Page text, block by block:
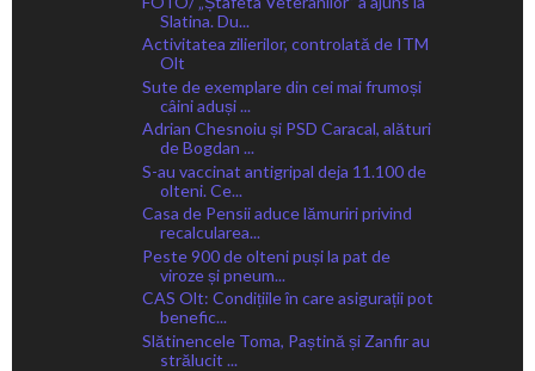
Slatina. Du...
Activitatea zilierilor, controlată de ITM
Olt
Sute de exemplare din cei mai frumoși
câini aduși ...
Adrian Chesnoiu și PSD Caracal, alături
de Bogdan ...
S-au vaccinat antigripal deja 11.100 de
olteni. Ce...
Casa de Pensii aduce lămuriri privind
recalcularea...
Peste 900 de olteni puși la pat de
viroze și pneum...
CAS Olt: Condițiile în care asigurații pot
benefic...
Slătinencele Toma, Paștină și Zanfir au
strălucit ...